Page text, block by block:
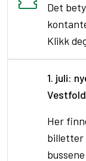
Det
Klikk
1. juli:
Vestfold
Her
billetter